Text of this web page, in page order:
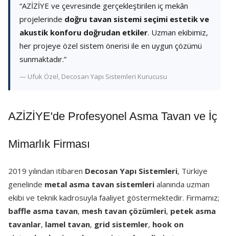
“AZİZİYE ve çevresinde gerçekleştirilen iç mekân
projelerinde doğru tavan sistemi seçimi estetik ve
akustik konforu doğrudan etkiler. Uzman ekibimiz,
her projeye özel sistem önerisi ile en uygun çözümü
sunmaktadır.”
— Ufuk Özel, Decosan Yapı Sistemleri Kurucusu
AZİZİYE'de Profesyonel Asma Tavan ve İç
Mimarlık Firması
2019 yılından itibaren Decosan Yapı Sistemleri, Türkiye
genelinde metal asma tavan sistemleri alanında uzman
ekibi ve teknik kadrosuyla faaliyet göstermektedir. Firmamız;
baffle asma tavan, mesh tavan çözümleri, petek asma
tavanlar, lamel tavan, grid sistemler, hook on